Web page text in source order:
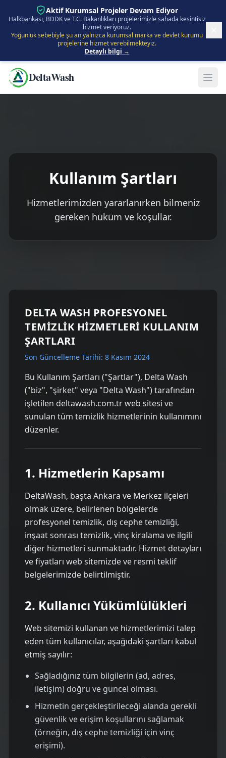
İçeriğe Atla Aktif Kurumsal Projeler Devam Ediyor
Halkbankası, BDDK ve T.C. Bakanlıkları projelerimizle sahada kesintisiz
hizmet veriyoruz.
Yoğunluk sebebiyle şu an yalnızca kurumsal marka ve devlet kurumu
projelerine hizmet verebilmekteyiz.
Detaylı bilgi →
DeltaWash
Kullanım Şartları
Hizmetlerimizden yararlanırken bilmeniz
gereken hüküm ve koşullar.
DELTA WASH PROFESYONEL
TEMİZLİK HİZMETLERİ KULLANIM
ŞARTLARI
Son Güncelleme Tarihi: 8 Kasım 2024
Bu Kullanım Şartları ("Şartlar"), Delta Wash
("biz", "şirket" veya "Delta Wash") tarafından
işletilen deltawash.com.tr web sitesi ve
sunulan tüm temizlik hizmetlerinin kullanımını
düzenler.
1. Hizmetlerin Kapsamı
DeltaWash, başta Ankara ve Merkez ilçeleri
olmak üzere, belirlenen bölgelerde
profesyonel temizlik, dış cephe temizliği,
inşaat sonrası temizlik, vinç kiralama ve ilgili
diğer hizmetleri sunmaktadır. Hizmet detayları
ve fiyatları web sitemizde ve resmi teklif
belgelerimizde belirtilmiştir.
2. Kullanıcı Yükümlülükleri
Web sitemizi kullanan ve hizmetlerimizi talep
eden tüm kullanıcılar, aşağıdaki şartları kabul
etmiş sayılır:
Sağladığınız tüm bilgilerin (ad, adres,
iletişim) doğru ve güncel olması.
Hizmetin gerçekleştirileceği alanda gerekli
güvenlik ve erişim koşullarını sağlamak
(örneğin, dış cephe temizliği için vinç
erişimi).